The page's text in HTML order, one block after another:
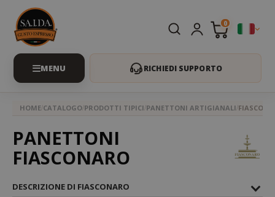
0
RICHIEDI SUPPORTO
HOME CATALOGO PRODOTTI TIPICI PANETTONI ARTIGIANALI
PANETTONI
FIASCONARO
DESCRIZIONE DI FIASCONARO